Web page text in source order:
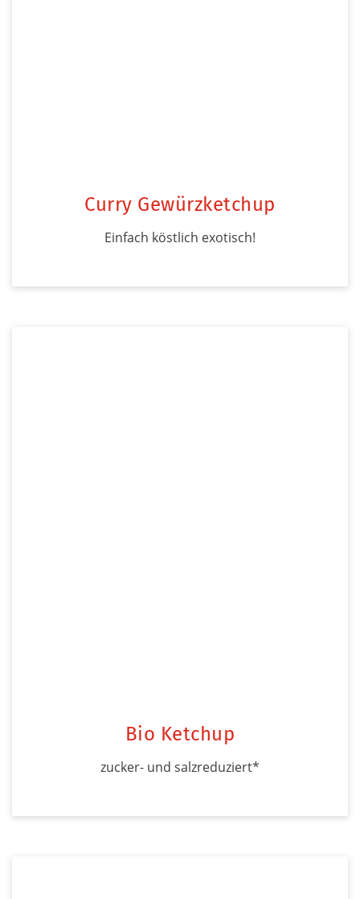
Curry Gewürzketchup
Einfach köstlich exotisch!
Bio Ketchup
zucker- und salzreduziert*